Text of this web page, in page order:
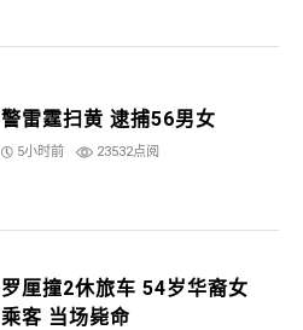
警雷霆扫黄 逮捕56男女
5小时前 23532点阅
罗厘撞2休旅车 54岁华裔女
乘客 当场毙命